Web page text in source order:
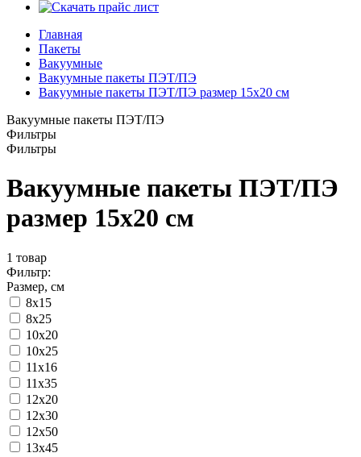
Главная
Пакеты
Вакуумные
Вакуумные пакеты ПЭТ/ПЭ
Вакуумные пакеты ПЭТ/ПЭ размер 15x20 см
Вакуумные пакеты ПЭТ/ПЭ
Фильтры
Фильтры
Вакуумные пакеты ПЭТ/ПЭ
размер 15x20 см
1 товар
Фильтр:
Размер, см
8x15
8х25
10x20
10x25
11x16
11х35
12x20
12x30
12х50
13x45